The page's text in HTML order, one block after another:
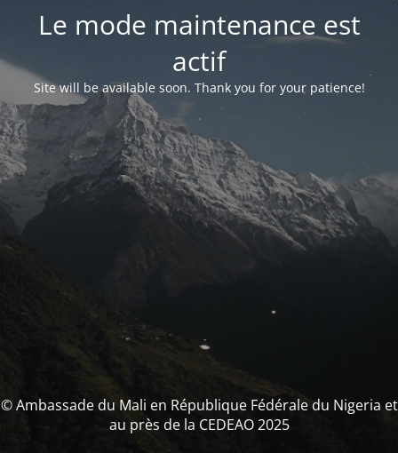
Le mode maintenance est
actif
Site will be available soon. Thank you for your patience!
© Ambassade du Mali en République Fédérale du Nigeria et
au près de la CEDEAO 2025